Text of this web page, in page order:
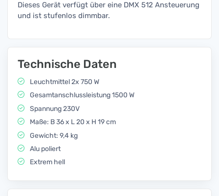
Dieses Gerät verfügt über eine DMX 512 Ansteuerung
und ist stufenlos dimmbar.
Technische Daten
Leuchtmittel 2x 750 W
Gesamtanschlussleistung 1500 W
Spannung 230V
Maße: B 36 x L 20 x H 19 cm
Gewicht: 9,4 kg
Alu poliert
Extrem hell